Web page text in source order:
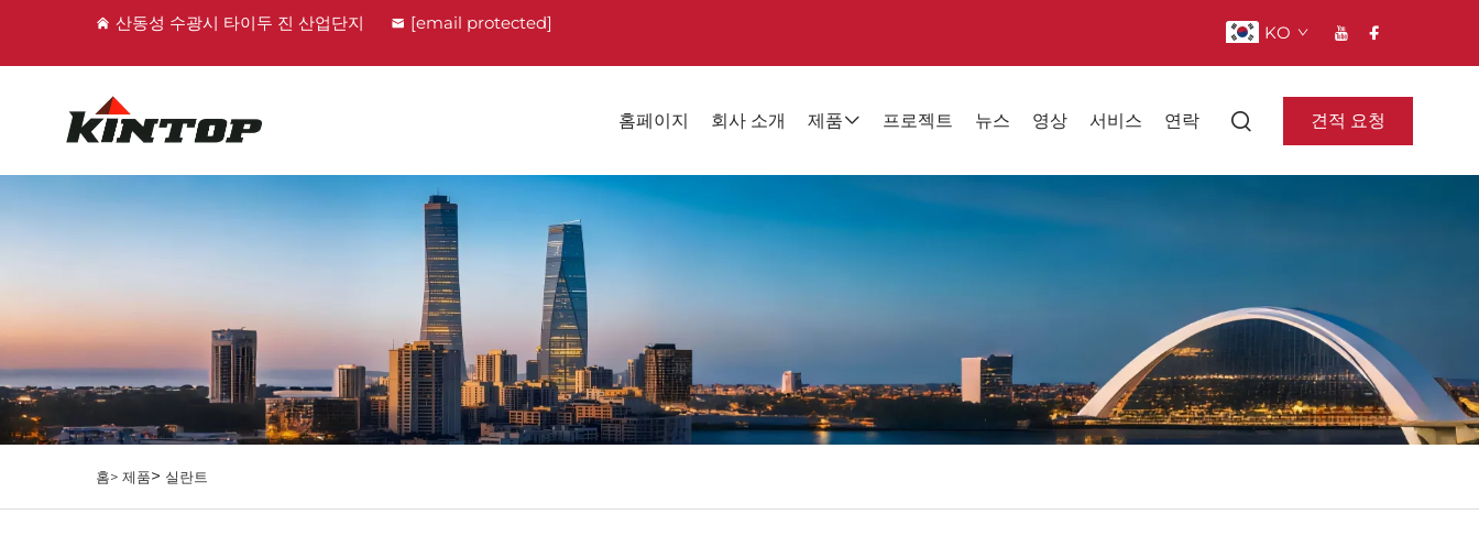
산동성 수광시 타이두 진 산업단지 [email protected] KO
홈페이지 회사 소개 제품 프로젝트 뉴스 영상 서비스 연락 견적 요청
홈> 제품> 실란트